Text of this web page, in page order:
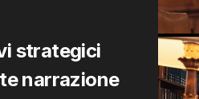
strategici
narrazione